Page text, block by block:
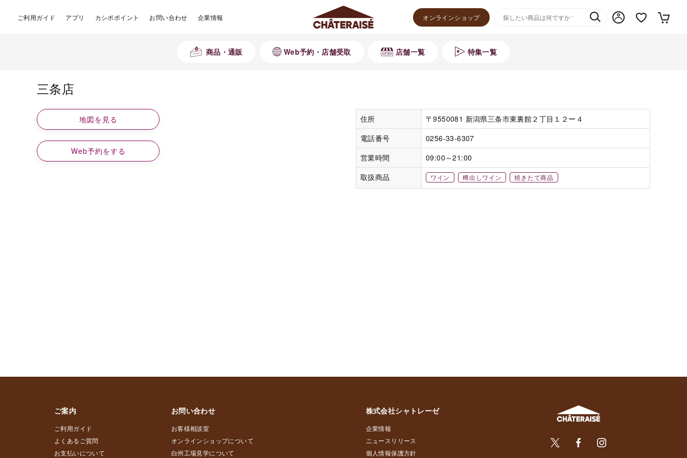
ご利用ガイド アプリ カシポポイント お問い合わせ 企業情報 オンラインショップ
商品・通販 Web予約・店舗受取 店舗一覧 特集一覧
三条店
住所
〒9550081 新潟県三条市東裏館２丁目１２ー４
電話番号
0256-33-6307
営業時間
09:00～21:00
取扱商品
ワイン 樽出しワイン 焼きたて商品
地図を見る
Web予約をする
ご案内
ご利用ガイド
よくあるご質問
お支払いについて
お問い合わせ
お客様相談室
オンラインショップについて
白州工場見学について
株式会社シャトレーゼ
企業情報
ニュースリリース
個人情報保護方針